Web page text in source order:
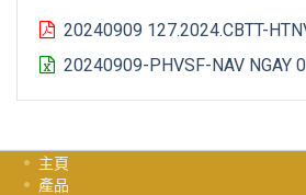
20240909 127.2024.CBTT-
20240909-PHVSF-NAV NGAY
主頁
產品